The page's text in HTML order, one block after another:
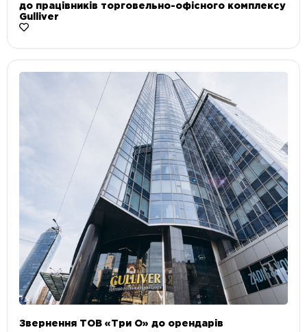
до працівників торговельно-офісного комплексу
Gulliver
Звернення ТОВ «Три О» до орендарів